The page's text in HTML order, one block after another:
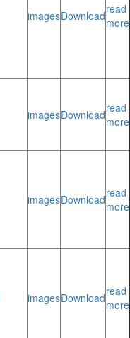
imagesDownloadread
more
imagesDownloadread
more
imagesDownloadread
more
imagesDownloadread
more